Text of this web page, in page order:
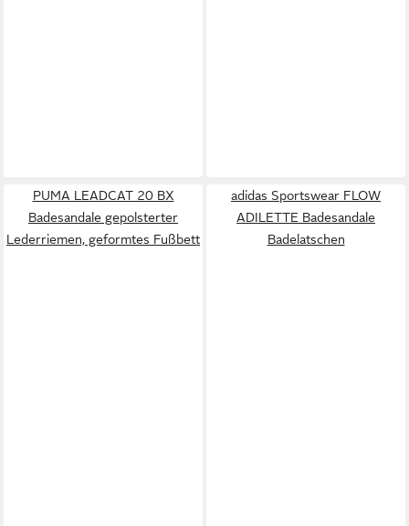
PUMA LEADCAT 20 BX
Badesandale gepolsterter
Lederriemen, geformtes Fußbett
adidas Sportswear FLOW
ADILETTE Badesandale
Badelatschen